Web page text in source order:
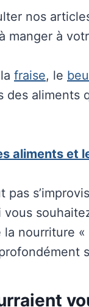
nos
manger à
fraise, le
des aliments
aliments et
pas
la nourriture